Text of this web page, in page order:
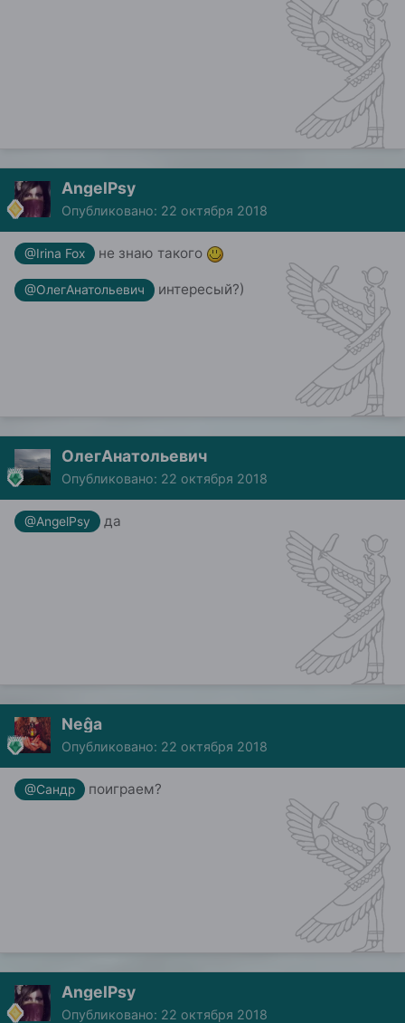
AngelPsy
Опубликовано: 22 октября 2018
@Irina Fox не знаю такого
@ОлегАнатольевич интересый?)
ОлегАнатольевич
Опубликовано: 22 октября 2018
@AngelPsy да
Neĝa
Опубликовано: 22 октября 2018
@Сандр поиграем?
AngelPsy
Опубликовано: 22 октября 2018